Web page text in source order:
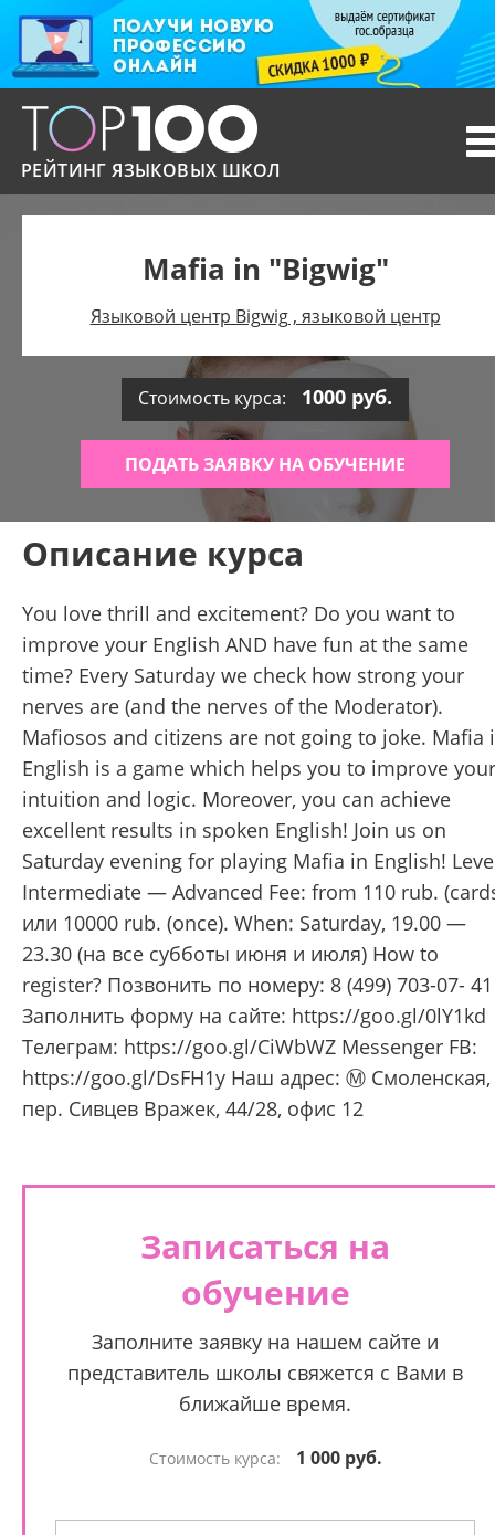
РЕЙТИНГ ЯЗЫКОВЫХ ШКОЛ
Mafia in "Bigwig"
Языковой центр Bigwig , языковой центр
Стоимость курса: 1000 руб.
ПОДАТЬ ЗАЯВКУ НА ОБУЧЕНИЕ
Описание курса
You love thrill and excitement? Do you want to
improve your English AND have fun at the same
time? Every Saturday we check how strong your
nerves are (and the nerves of the Moderator).
Mafiosos and citizens are not going to joke. Mafia
English is a game which helps you to improve your
intuition and logic. Moreover, you can achieve
excellent results in spoken English! Join us on
Saturday evening for playing Mafia in English!
Intermediate — Advanced Fee: from 110 rub.
или 10000 rub. (once). When: Saturday, 19.00 —
23.30 (на все субботы июня и июля) How to
register? Позвонить по номеру: 8 (499) 703-07- 41
Заполнить форму на сайте: https://goo.gl/0lY1kd
Телеграм: https://goo.gl/CiWbWZ Messenger FB:
https://goo.gl/DsFH1y Наш адрес: Ⓜ Смоленская,
пер. Сивцев Вражек, 44/28, офис 12
Записаться на
обучение
Заполните заявку на нашем сайте и
представитель школы свяжется с Вами в
ближайше время.
Стоимость курса: 1 000 руб.